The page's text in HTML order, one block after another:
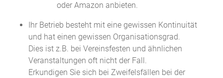
oder Amazon anbieten.
Ihr Betrieb besteht mit eine gewissen Kontinuität
und hat einen gewissen Organisationsgrad.
Dies ist z.B. bei Vereinsfesten und ähnlichen
Veranstaltungen oft nicht der Fall.
Erkundigen Sie sich bei Zweifelsfällen bei der